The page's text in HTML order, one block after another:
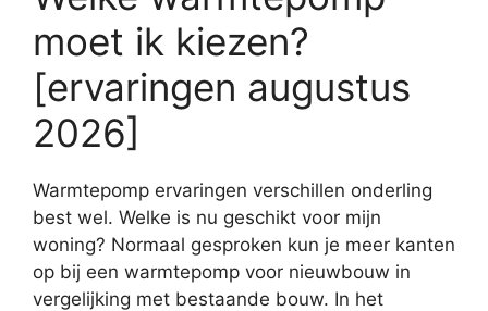
moet ik kiezen?
[ervaringen augustus
2026]
Warmtepomp ervaringen verschillen onderling
best wel. Welke is nu geschikt voor mijn
woning? Normaal gesproken kun je meer kanten
op bij een warmtepomp voor nieuwbouw in
vergelijking met bestaande bouw. In het